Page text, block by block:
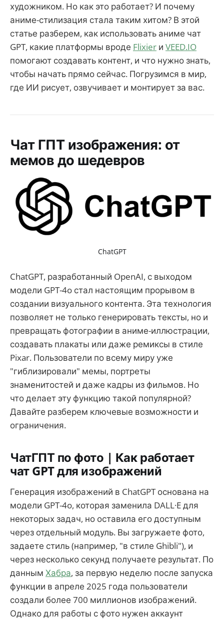
художником. Но как это работает? И почему
аниме-стилизация стала таким хитом? В этой
статье разберем, как использовать аниме чат
GPT, какие платформы вроде Flixier и VEED.IO
помогают создавать контент, и что нужно знать,
чтобы начать прямо сейчас. Погрузимся в мир,
где ИИ рисует, озвучивает и монтирует за вас.
Чат ГПТ изображения: от
мемов до шедевров
ChatGPT
ChatGPT, разработанный OpenAI, с выходом
модели GPT-4o стал настоящим прорывом в
создании визуального контента. Эта технология
позволяет не только генерировать тексты, но и
превращать фотографии в аниме-иллюстрации,
создавать плакаты или даже ремиксы в стиле
Pixar. Пользователи по всему миру уже
"гиблизировали" мемы, портреты
знаменитостей и даже кадры из фильмов. Но
что делает эту функцию такой популярной?
Давайте разберем ключевые возможности и
ограничения.
ЧатГПТ по фото | Как работает
чат GPT для изображений
Генерация изображений в ChatGPT основана на
модели GPT-4o, которая заменила DALL·E для
некоторых задач, но оставила его доступным
через отдельный модуль. Вы загружаете фото,
задаете стиль (например, "в стиле Ghibli"), и
через несколько секунд получаете результат. По
данным Хабра, за первую неделю после запуска
функции в апреле 2025 года пользователи
создали более 700 миллионов изображений.
Однако для работы с фото нужен аккаунт